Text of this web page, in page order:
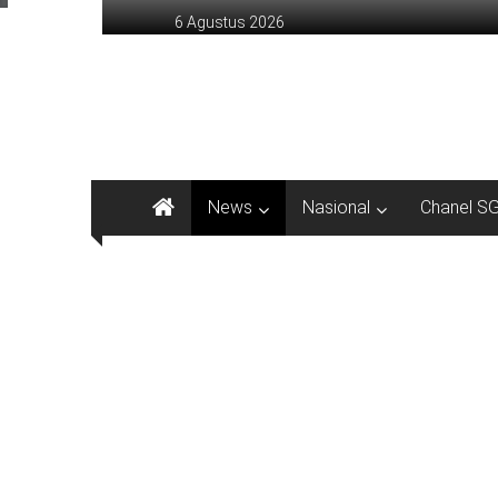
ke
6 Agustus 2026
News Nasional Chanel SG